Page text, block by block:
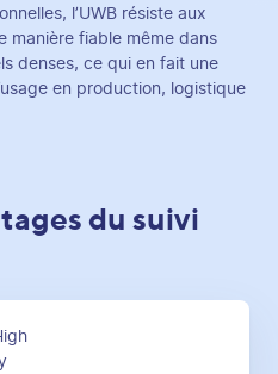
l’UWB résiste aux
manière fiable même dans
denses, ce qui en fait une
en production, logistique
du suivi